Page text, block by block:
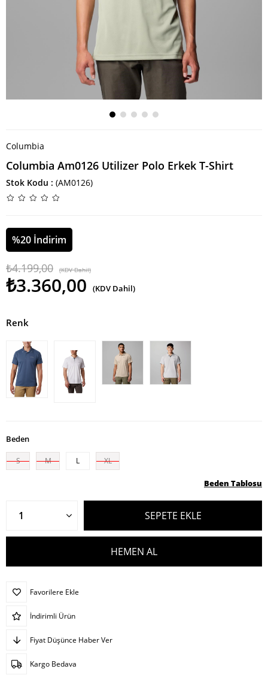
Columbia
Columbia Am0126 Utilizer Polo Erkek T-Shirt
Stok Kodu (AM0126)
%20 İndirim
₺4.199,00 (KDV Dahil)
₺3.360,00 (KDV Dahil)
Renk
Beden
S M L XL
Beden Tablosu
Favorilere Ekle
İndirimli Ürün
Fiyat Düşünce Haber Ver
Kargo Bedava